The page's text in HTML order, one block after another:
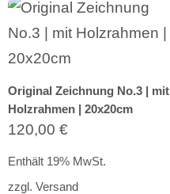
Original Zeichnung No.3 | mit
Holzrahmen | 20x20cm
120,00 €
Enthält 19% MwSt.
zzgl. Versand